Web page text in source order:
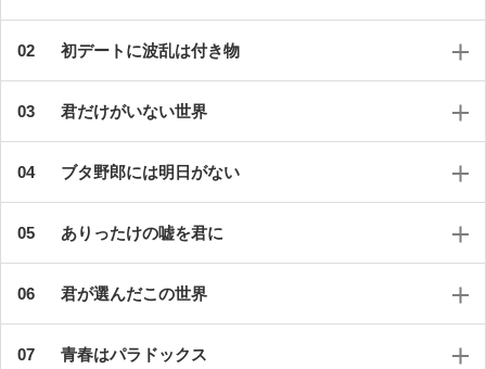
初デートに波乱は付き物
君だけがいない世界
ブタ野郎には明日がない
ありったけの嘘を君に
君が選んだこの世界
青春はパラドックス